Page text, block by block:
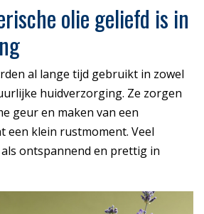
olie geliefd is in
al lange tijd gebruikt in zowel
huidverzorging. Ze zorgen
geur en maken van een
een klein rustmoment. Veel
ontspannend en prettig in